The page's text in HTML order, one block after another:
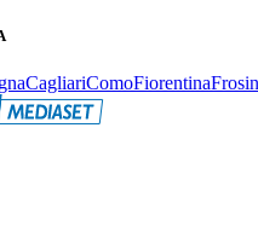
CagliariComoFiorentina